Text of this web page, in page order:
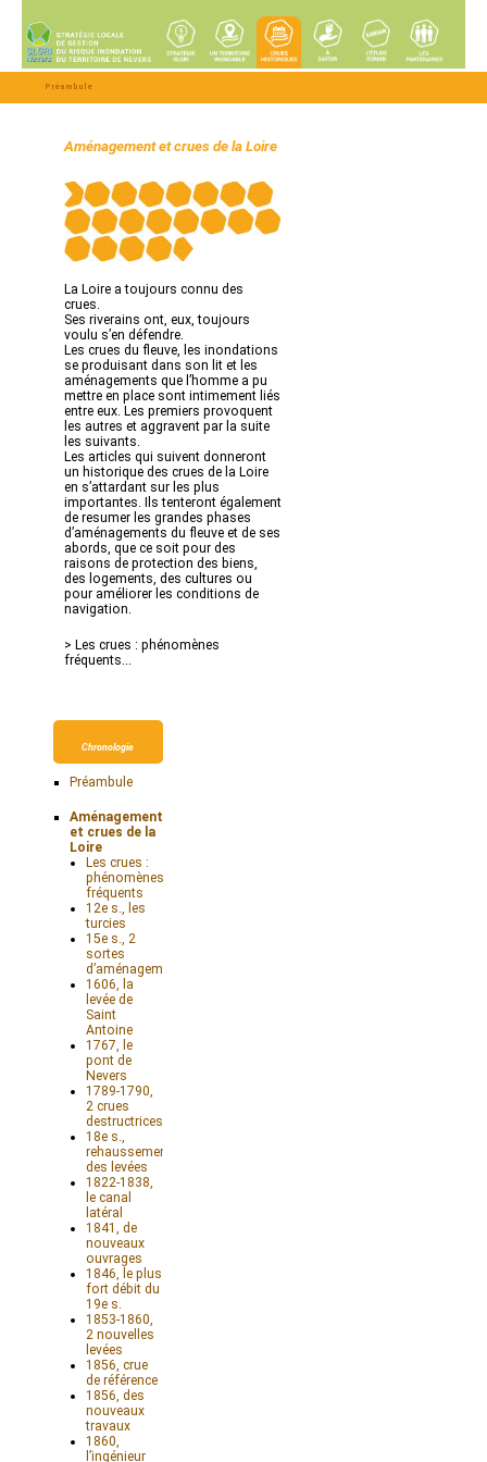
Préambule
Aménagement et crues de la Loire
La Loire a toujours connu des
crues.
Ses riverains ont, eux, toujours
voulu s’en défendre.
Les crues du fleuve, les inondations
se produisant dans son lit et les
aménagements que l’homme a pu
mettre en place sont intimement liés
entre eux. Les premiers provoquent
les autres et aggravent par la suite
les suivants.
Les articles qui suivent donneront
un historique des crues de la Loire
en s’attardant sur les plus
importantes. Ils tenteront également
de resumer les grandes phases
d’aménagements du fleuve et de ses
abords, que ce soit pour des
raisons de protection des biens,
des logements, des cultures ou
pour améliorer les conditions de
navigation.
> Les crues : phénomènes
fréquents...
Chronologie
Préambule
Aménagements
et crues de la
Loire
Les crues :
phénomènes
fréquents
12e s., les
turcies
15e s., 2
sortes
d’aménagements
1606, la
levée de
Saint
Antoine
1767, le
pont de
Nevers
1789-1790,
2 crues
destructrices
18e s.,
rehaussement
des levées
1822-1838,
le canal
latéral
1841, de
nouveaux
ouvrages
1846, le plus
fort débit du
19e s.
1853-1860,
2 nouvelles
levées
1856, crue
de référence
1856, des
nouveaux
travaux
1860,
l’ingénieur